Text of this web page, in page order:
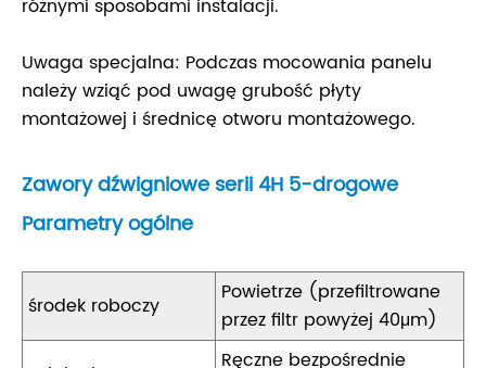
różnymi sposobami instalacji.
Uwaga specjalna: Podczas mocowania panelu
należy wziąć pod uwagę grubość płyty
montażowej i średnicę otworu montażowego.
Zawory dźwigniowe serii 4H 5-drogowe
Parametry ogólne
środek roboczy
Powietrze (przefiltrowane
przez filtr powyżej 40μm)
Ręczne bezpośrednie